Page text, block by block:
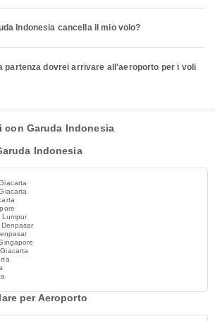
Indonesia cancella il mio volo?
partenza dovrei arrivare all'aeroporto per i voli
Garuda Indonesia
Indonesia
per Aeroporto